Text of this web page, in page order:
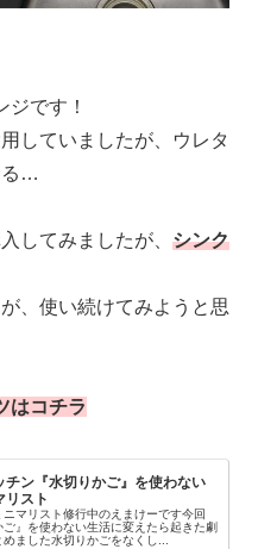
ジです！
していましたが、ウレタ
る…
してみましたが、 シンク
、使い続けてみようと思
はコチラ
チン『水切りかご』を使わない
リスト
ニマリスト修行中のえまけーです今回
』を使わない生活に変えたら起きた劇
ました水切りかごをなくし...